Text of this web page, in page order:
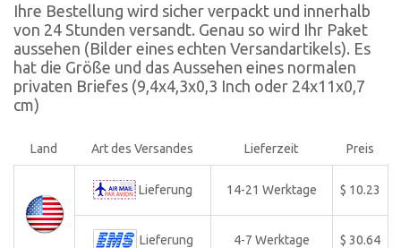
Ihre Bestellung wird sicher verpackt und innerhalb
von 24 Stunden versandt. Genau so wird Ihr Paket
aussehen (Bilder eines echten Versandartikels). Es
hat die Größe und das Aussehen eines normalen
privaten Briefes (9,4x4,3x0,3 Inch oder 24x11x0,7
cm)
Land Art des Versandes Lieferzeit Preis
Lieferung 14-21 Werktage $ 10.23
Lieferung 4-7 Werktage $ 30.64